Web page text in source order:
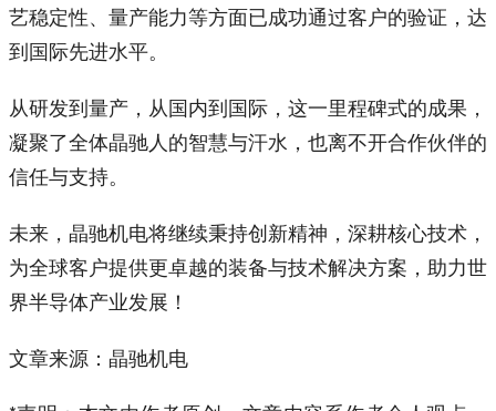
艺稳定性、量产能力等方面已成功通过客户的验证，达
到国际先进水平。
从研发到量产，从国内到国际，这一里程碑式的成果，
凝聚了全体晶驰人的智慧与汗水，也离不开合作伙伴的
信任与支持。
未来，晶驰机电将继续秉持创新精神，深耕核心技术，
为全球客户提供更卓越的装备与技术解决方案，助力世
界半导体产业发展！
文章来源：晶驰机电